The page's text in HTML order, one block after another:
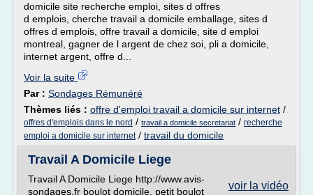
domicile site recherche emploi, sites d offres
d emplois, cherche travail a domicile emballage, sites d
offres d emplois, offre travail a domicile, site d emploi
montreal, gagner de l argent de chez soi, pli a domicile,
internet argent, offre d...
Voir la suite
Par : Sondages Rémunéré
Thèmes liés : offre d'emploi travail a domicile sur internet /
offres d'emplois dans le nord / travail a domicile secretariat / recherche
emploi a domicile sur internet/ travail du domicile
Travail A Domicile Liege
voir la vidéo
Travail A Domicile Liege http://www.avis-
sondages.fr boulot domicile, petit boulot